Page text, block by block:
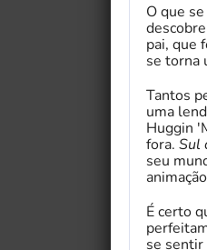
O que
pai, que
se torna
Tantos
uma
Huggin
fora. Sul
seu
É certo
se sentir